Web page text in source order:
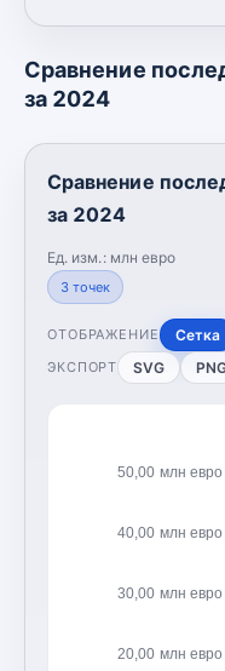
Сравнение
за 2024
Сравнение
за 2024
Ед. изм.: млн евро
3 точек
ОТОБРАЖЕНИЕ Сетка
ЭКСПОРТ SVG
20,00 млн евро
30,00 млн евро
40,00 млн евро
50,00 млн евро